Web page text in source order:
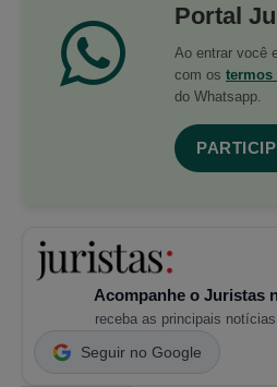
Portal
Ao entrar você
com os termos
do Whatsapp.
Acompanhe o Juristas
receba as principais
Seguir no Google